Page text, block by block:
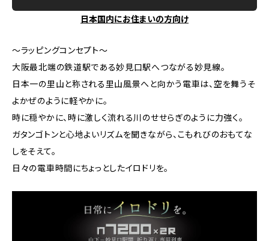
日本国内にお住まいの方向け
～ラッピングコンセプト～
大阪最北端の鉄道駅である妙見口駅へつながる妙見線。
日本一の里山と称される里山風景へと向かう電車は、空を舞うそ
よかぜのように軽やかに。
時に穏やかに、時に激しく流れる川のせせらぎのように力強く。
ガタンゴトンと心地よいリズムを聞きながら、こもれびのおもてな
しをそえて。
日々の電車時間にちょっとしたイロドリを。